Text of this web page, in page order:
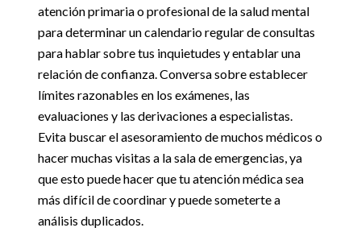
atención primaria o profesional de la salud mental
para determinar un calendario regular de consultas
para hablar sobre tus inquietudes y entablar una
relación de confianza. Conversa sobre establecer
límites razonables en los exámenes, las
evaluaciones y las derivaciones a especialistas.
Evita buscar el asesoramiento de muchos médicos o
hacer muchas visitas a la sala de emergencias, ya
que esto puede hacer que tu atención médica sea
más difícil de coordinar y puede someterte a
análisis duplicados.